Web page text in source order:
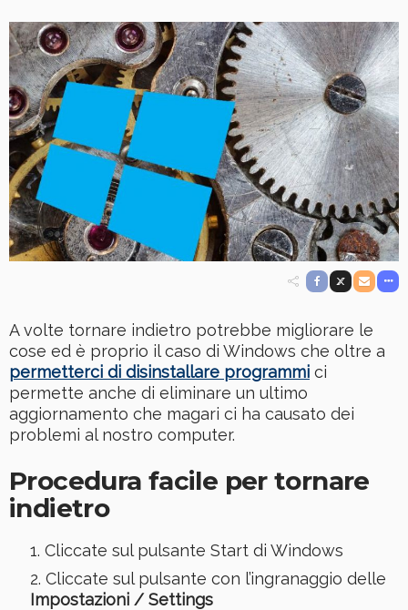
A volte tornare indietro potrebbe migliorare le
cose ed è proprio il caso di Windows che oltre a
permetterci di disinstallare programmi ci
permette anche di eliminare un ultimo
aggiornamento che magari ci ha causato dei
problemi al nostro computer.
Procedura facile per tornare
indietro
Cliccate sul pulsante Start di Windows
Cliccate sul pulsante con l’ingranaggio delle
Impostazioni / Settings